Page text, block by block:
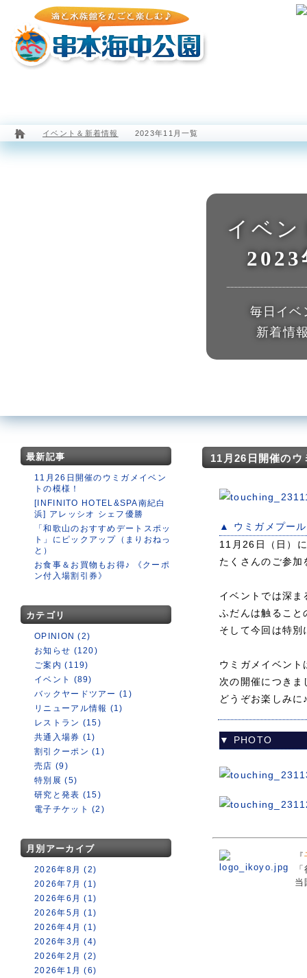
イベント＆新着情報 2023年11月一覧
イベン
2023
毎日イベ
新着情
最新記事
11月26日開催のウミガメイベン
トの模様！
[INFINITO HOTEL&SPA南紀白
浜] アレッシオ シェフ優勝
「和歌山のおすすめデートスポッ
ト」にピックアップ（まりおねっ
と）
お食事＆お買物もお得♪ 《クーポ
ン付入場割引券》
カテゴリ
OPINION (2)
お知らせ (120)
ご案内 (119)
イベント (89)
バックヤードツアー (1)
リニューアル情報 (1)
レストラン (15)
共通入場券 (1)
割引クーポン (1)
売店 (9)
特別展 (5)
研究と発表 (15)
電子チケット (2)
月別アーカイブ
2026年8月 (2)
2026年7月 (1)
2026年6月 (1)
2026年5月 (1)
2026年4月 (1)
2026年3月 (4)
2026年2月 (2)
2026年1月 (6)
11月26日開催のウ
▲ ウミガメプー
11月26日（日）
たくさんのご参
イベントでは深
ふだんは触ること
そして今回は特
ウミガメイベン
次の開催につき
どうぞお楽しみに
▼ PHOTO
『
当